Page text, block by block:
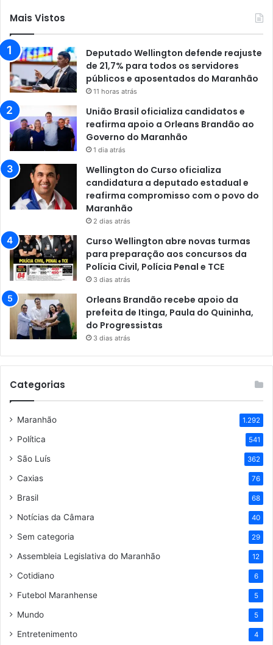
Mais Vistos
Deputado Wellington defende reajuste
de 21,7% para todos os servidores
públicos e aposentados do Maranhão
11 horas atrás
União Brasil oficializa candidatos e
reafirma apoio a Orleans Brandão ao
Governo do Maranhão
1 dia atrás
Wellington do Curso oficializa
candidatura a deputado estadual e
reafirma compromisso com o povo do
Maranhão
2 dias atrás
Curso Wellington abre novas turmas
para preparação aos concursos da
Polícia Civil, Polícia Penal e TCE
3 dias atrás
Orleans Brandão recebe apoio da
prefeita de Itinga, Paula do Quininha,
do Progressistas
3 dias atrás
Categorias
Maranhão 1.292
Política 541
São Luís 362
Caxias 76
Brasil 68
Notícias da Câmara 40
Sem categoria 29
Assembleia Legislativa do Maranhão 12
Cotidiano 6
Futebol Maranhense 5
Mundo 5
Entretenimento 4